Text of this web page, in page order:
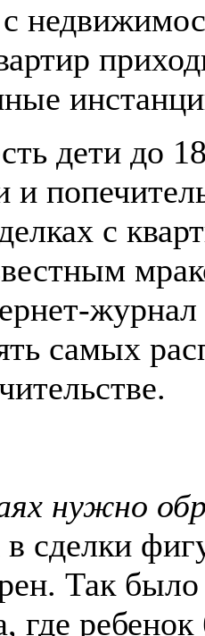
дети до
и
с
самых
нужно
в сделки
Так
где